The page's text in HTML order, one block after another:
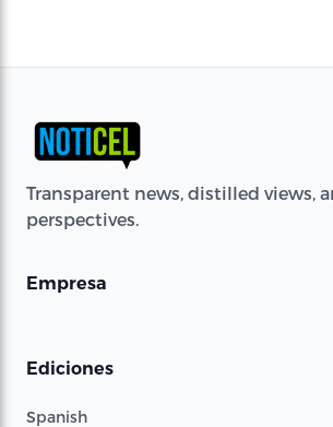
Transparent news, distilled views,
perspectives.
Empresa
Ediciones
Spanish